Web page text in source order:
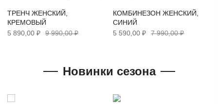
ТРЕНЧ ЖЕНСКИЙ,
КРЕМОВЫЙ
5 890,00 ₽
9 990,00 ₽
КОМБИНЕЗОН ЖЕНСКИЙ,
СИНИЙ
5 590,00 ₽
7 990,00 ₽
Новинки сезона